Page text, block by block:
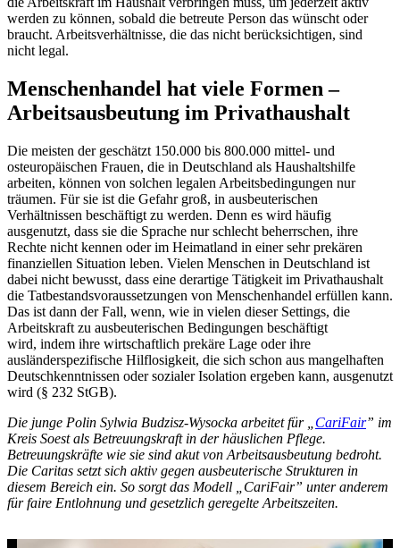
werden zu können, sobald die betreute Person das wünscht oder
braucht. Arbeitsverhältnisse, die das nicht berücksichtigen, sind
nicht legal.
Menschenhandel hat viele Formen –
Arbeitsausbeutung im Privathaushalt
Die meisten der geschätzt 150.000 bis 800.000 mittel- und
osteuropäischen Frauen, die in Deutschland als Haushaltshilfe
arbeiten, können von solchen legalen Arbeitsbedingungen nur
träumen. Für sie ist die Gefahr groß, in ausbeuterischen
Verhältnissen beschäftigt zu werden. Denn es wird häufig
ausgenutzt, dass sie die Sprache nur schlecht beherrschen, ihre
Rechte nicht kennen oder im Heimatland in einer sehr prekären
finanziellen Situation leben. Vielen Menschen in Deutschland ist
dabei nicht bewusst, dass eine derartige Tätigkeit im Privathaushalt
die Tatbestandsvoraussetzungen von Menschenhandel erfüllen kann.
Das ist dann der Fall, wenn, wie in vielen dieser Settings, die
Arbeitskraft zu ausbeuterischen Bedingungen beschäftigt
wird, indem ihre wirtschaftlich prekäre Lage oder ihre
ausländerspezifische Hilflosigkeit, die sich schon aus mangelhaften
Deutschkenntnissen oder sozialer Isolation ergeben kann, ausgenutzt
wird (§ 232 StGB).
Die junge Polin Sylwia Budzisz-Wysocka arbeitet für „ CariFair” im
Kreis Soest als Betreuungskraft in der häuslichen Pflege.
Betreuungskräfte wie sie sind akut von Arbeitsausbeutung bedroht.
Die Caritas setzt sich aktiv gegen ausbeuterische Strukturen in
diesem Bereich ein. So sorgt das Modell „CariFair” unter anderem
für faire Entlohnung und gesetzlich geregelte Arbeitszeiten.